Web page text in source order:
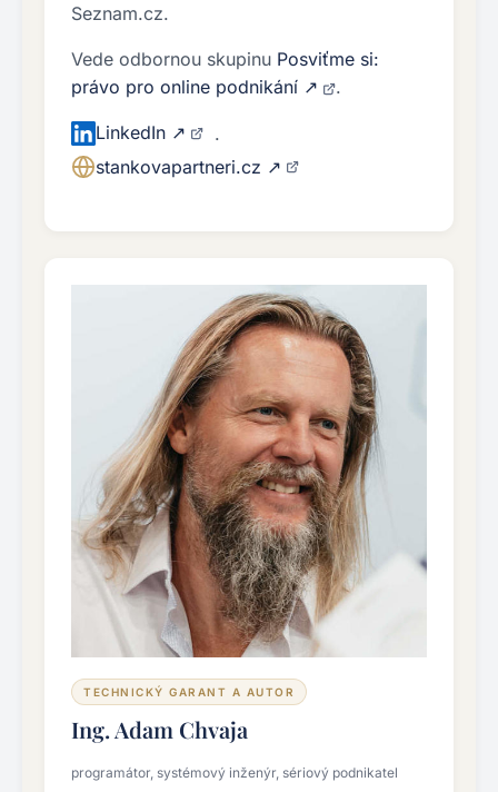
Seznam.cz.
Vede odbornou skupinu Posviťme si:
právo pro online podnikání ↗
.
LinkedIn ↗
·
stankovapartneri.cz ↗
TECHNICKÝ GARANT A AUTOR
Ing. Adam Chvaja
programátor, systémový inženýr, sériový podnikatel